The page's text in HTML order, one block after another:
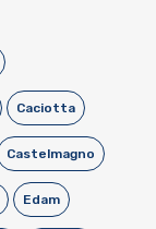
Caciotta
Castelmagno
Edam